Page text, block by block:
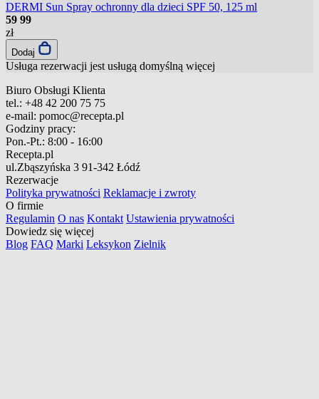
DERMI Sun Spray ochronny dla dzieci SPF 50, 125 ml
59 99
zł
Dodaj
Usługa rezerwacji jest usługą domyślną więcej
Biuro Obsługi Klienta
tel.: +48 42 200 75 75
e-mail: pomoc@recepta.pl
Godziny pracy:
Pon.-Pt.: 8:00 - 16:00
Recepta.pl
ul.Zbąszyńska 3 91-342 Łódź
Rezerwacje
Polityka prywatności Reklamacje i zwroty
O firmie
Regulamin O nas Kontakt Ustawienia prywatności
Dowiedz się więcej
Blog FAQ Marki Leksykon Zielnik